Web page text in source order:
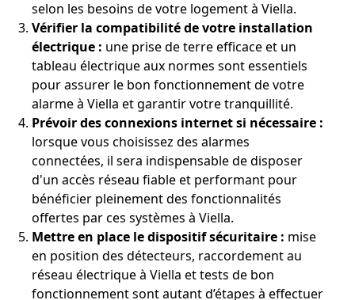
selon les besoins de votre logement à Viella.
Vérifier la compatibilité de votre installation
électrique : une prise de terre efficace et un
tableau électrique aux normes sont essentiels
pour assurer le bon fonctionnement de votre
alarme à Viella et garantir votre tranquillité.
Prévoir des connexions internet si nécessaire :
lorsque vous choisissez des alarmes
connectées, il sera indispensable de disposer
d'un accès réseau fiable et performant pour
bénéficier pleinement des fonctionnalités
offertes par ces systèmes à Viella.
Mettre en place le dispositif sécuritaire : mise
en position des détecteurs, raccordement au
réseau électrique à Viella et tests de bon
fonctionnement sont autant d’étapes à effectuer